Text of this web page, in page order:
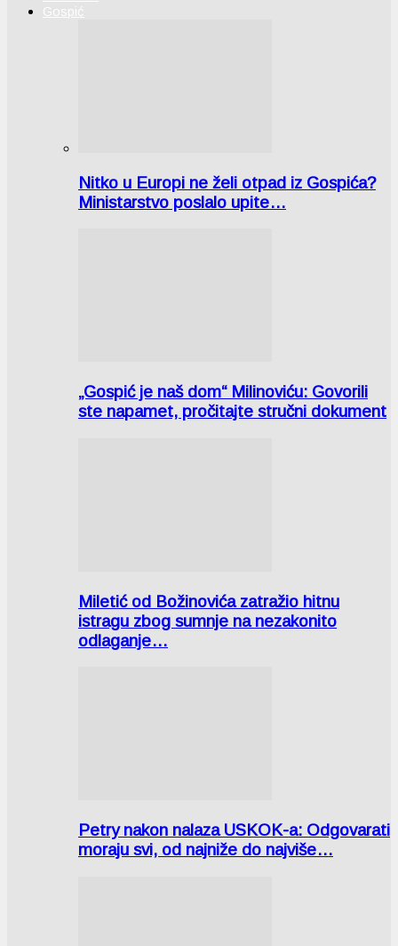
Gospić
Nitko u Europi ne želi otpad iz Gospića?
Ministarstvo poslalo upite…
„Gospić je naš dom“ Milinoviću: Govorili
ste napamet, pročitajte stručni dokument
Miletić od Božinovića zatražio hitnu
istragu zbog sumnje na nezakonito
odlaganje…
Petry nakon nalaza USKOK-a: Odgovarati
moraju svi, od najniže do najviše…